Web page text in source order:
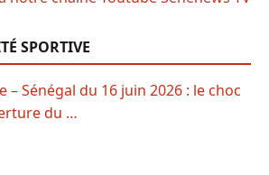
SPORTIVE
– Sénégal du 16 juin 2026 : le choc
du …